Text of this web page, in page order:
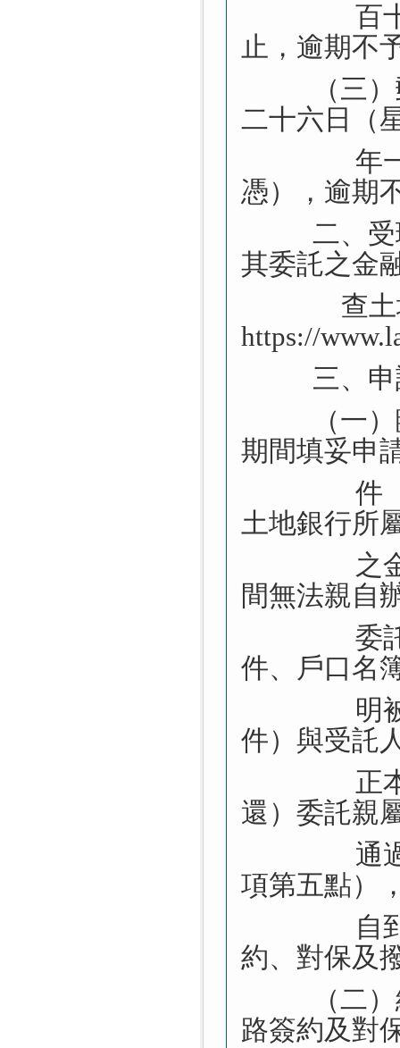
百
止，逾期不
（三
二十六日（
年
憑），逾期
二、
其委託之金
查
https://
三、
（一
期間填妥申
件
土地銀行所
之
間無法親自
委
件、戶口名
明
件）與受託
正
還）委託親
通
項第五點）
自
約、對保及
（二
路簽約及對